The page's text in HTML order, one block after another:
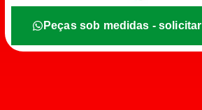
Peças sob medidas - solicitar